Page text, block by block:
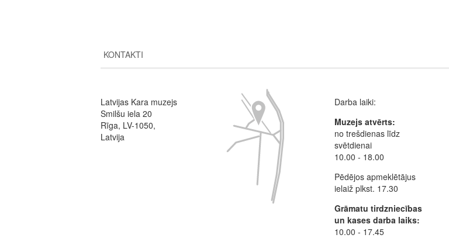
KONTAKTI
Latvijas Kara muzejs
Smilšu iela 20
Rīga, LV-1050,
Latvija
Darba laiki:
Muzejs atvērts:
no trešdienas līdz
svētdienai
10.00 - 18.00
Pēdējos apmeklētājus
ielaiž plkst. 17.30
Grāmatu tirdzniecības
un kases darba laiks:
10.00 - 17.45